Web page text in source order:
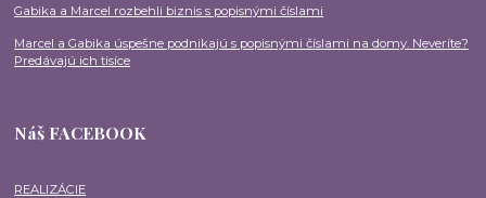
Gabika a Marcel rozbehli biznis s popisnými číslami
Marcel a Gabika úspešne podnikajú s popisnými číslami na domy. Neveríte?
Predávajú ich tisíce
Náš FACEBOOK
REALIZÁCIE